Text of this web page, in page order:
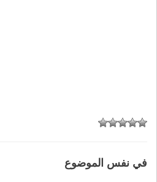
في نفس الموضوع